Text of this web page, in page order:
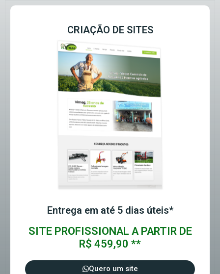
CRIAÇÃO DE SITES
Entrega em até 5 dias úteis*
SITE PROFISSIONAL A PARTIR DE
R$ 459,90 **
Quero um site